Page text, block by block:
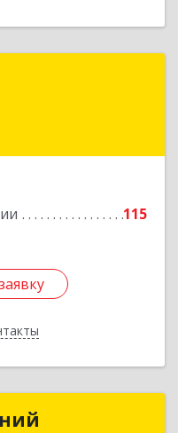
115
Петропавловск-
Подробнее
Евгений